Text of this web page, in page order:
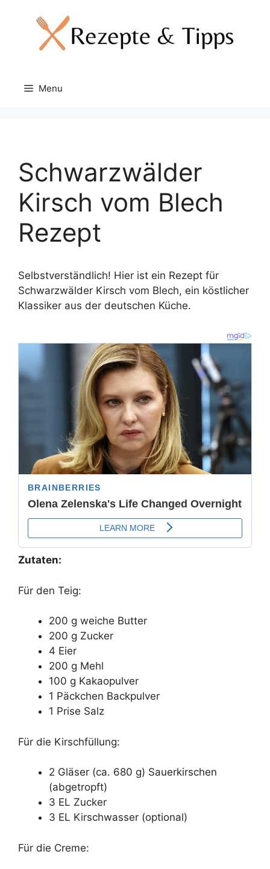
Menu
Schwarzwälder
Kirsch vom Blech
Rezept
Selbstverständlich! Hier ist ein Rezept für
Schwarzwälder Kirsch vom Blech, ein köstlicher
Klassiker aus der deutschen Küche.
Zutaten:
Für den Teig:
200 g weiche Butter
200 g Zucker
4 Eier
200 g Mehl
100 g Kakaopulver
1 Päckchen Backpulver
1 Prise Salz
Für die Kirschfüllung:
2 Gläser (ca. 680 g) Sauerkirschen
(abgetropft)
3 EL Zucker
3 EL Kirschwasser (optional)
Für die Creme: